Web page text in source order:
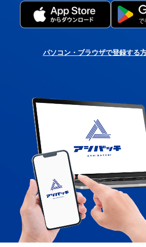
パソコン・ブラウザで登録する